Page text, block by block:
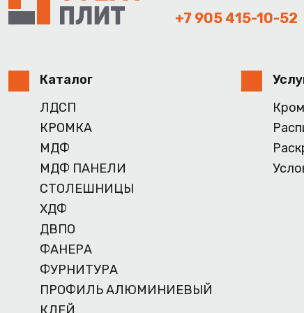
+7 905 415-10-52
Каталог
ЛДСП
КРОМКА
МДФ
МДФ ПАНЕЛИ
СТОЛЕШНИЦЫ
ХДФ
ДВПО
ФАНЕРА
ФУРНИТУРА
ПРОФИЛЬ АЛЮМИНИЕВЫЙ